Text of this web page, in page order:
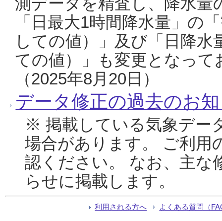
「日最大1時間降水量」の
しての値）」及び「日降
ての値）」も変更となっ
（2025年8月20日）
データ修正の過去のお
※ 掲載している気象デー
場合があります。 ご利用
認ください。 なお、主な
らせに掲載します。
利用される方へ よくある質問（